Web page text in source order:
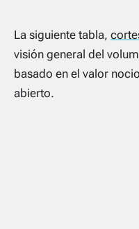
La siguiente tabla,
visión general del
basado en el valor
abierto.